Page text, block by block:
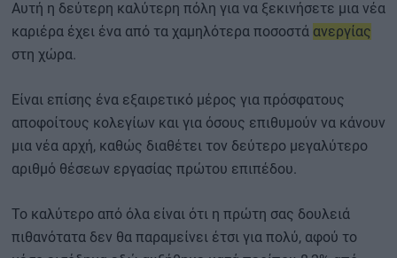
Αυτή η δεύτερη καλύτερη πόλη για να ξεκινήσετε μια νέα
καριέρα έχει ένα από τα χαμηλότερα ποσοστά ανεργίας
στη χώρα.
Είναι επίσης ένα εξαιρετικό μέρος για πρόσφατους
αποφοίτους κολεγίων και για όσους επιθυμούν να κάνουν
μια νέα αρχή, καθώς διαθέτει τον δεύτερο μεγαλύτερο
αριθμό θέσεων εργασίας πρώτου επιπέδου.
Το καλύτερο από όλα είναι ότι η πρώτη σας δουλειά
πιθανότατα δεν θα παραμείνει έτσι για πολύ, αφού το